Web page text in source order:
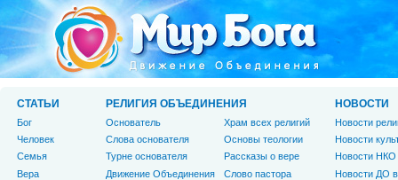
СТАТЬИ
Бог
Человек
Cемья
Вера
РЕЛИГИЯ ОБЪЕДИНЕНИЯ
Основатель
Слова основателя
Турне основателя
Движение Объединения
Храм всех религий
Основы теологии
Рассказы о вере
Слово пастора
НОВОСТИ
Новости
Новости
Новости НКО
Новости ДО